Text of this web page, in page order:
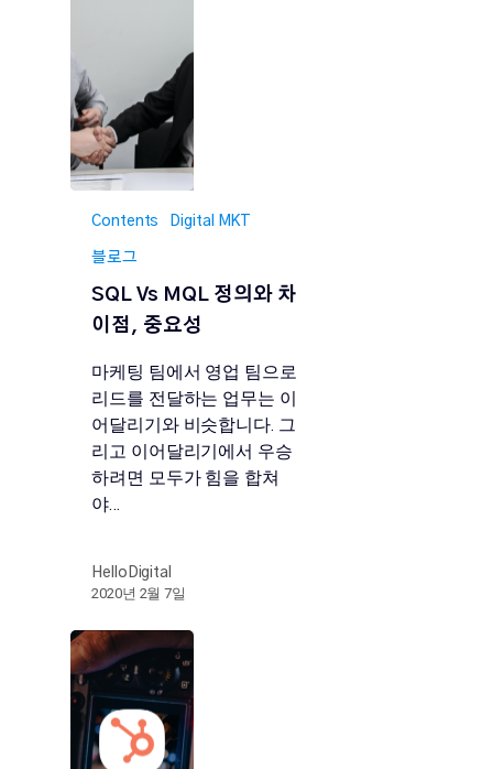
Contents Digital MKT
블로그
SQL Vs MQL 정의와 차
이점, 중요성
마케팅 팀에서 영업 팀으로
리드를 전달하는 업무는 이
어달리기와 비슷합니다. 그
리고 이어달리기에서 우승
하려면 모두가 힘을 합쳐
야…
HelloDigital
2020년 2월 7일